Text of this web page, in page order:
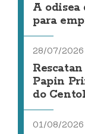
A
para
28/07/2026
Papin
do
01/08/2026